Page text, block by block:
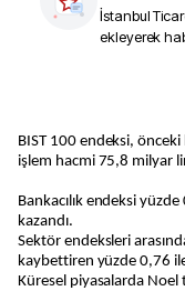
İstanbul
ekleyerek
BIST 100 endeksi, önceki kapanışa göre 76,47 puan artarken, toplam
işlem hacmi 75,8 milyar
Bankacılık endeksi
kazandı.
Sektör endeksleri
kaybettiren yüzde 0,76
Küresel piyasalarda